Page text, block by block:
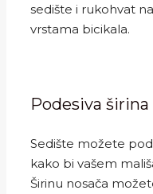
sedište i rukohvat
vrstama bicikala.
Podesiva
Sedište možete
kako bi vašem
Širinu nosača